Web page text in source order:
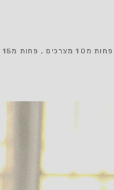
פחות מ10 מצרכים פחות מ15 דקות הכנה